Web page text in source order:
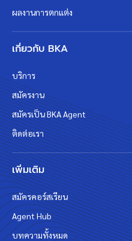
ผลงานการตกแต่ง
เกี่ยวกับ BKA
บริการ
สมัครงาน
สมัครเป็น BKA Agent
ติดต่อเรา
เพิ่มเติม
สมัครคอร์สเรียน
Agent Hub
บทความทั้งหมด